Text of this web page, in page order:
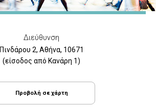
Διεύθυνση
Πινδάρου 2, Αθήνα, 10671
(είσοδος από Κανάρη 1)
Προβολή σε χάρτη